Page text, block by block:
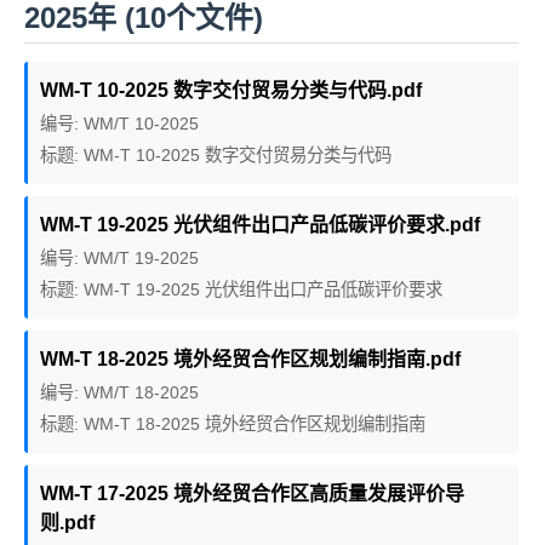
2025年 (10个文件)
WM-T 10-2025 数字交付贸易分类与代码.pdf
编号: WM/T 10-2025
标题: WM-T 10-2025 数字交付贸易分类与代码
WM-T 19-2025 光伏组件出口产品低碳评价要求.pdf
编号: WM/T 19-2025
标题: WM-T 19-2025 光伏组件出口产品低碳评价要求
WM-T 18-2025 境外经贸合作区规划编制指南.pdf
编号: WM/T 18-2025
标题: WM-T 18-2025 境外经贸合作区规划编制指南
WM-T 17-2025 境外经贸合作区高质量发展评价导
则.pdf